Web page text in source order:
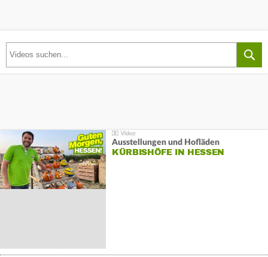
Ausstellungen und Hofläden
KÜRBISHÖFE IN HESSEN